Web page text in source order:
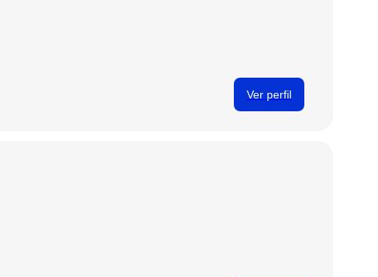
Ver perfil